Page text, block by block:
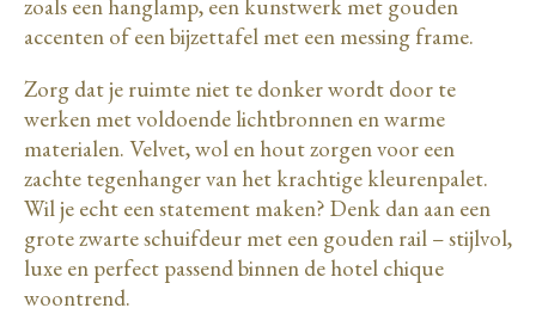
zoals een hanglamp, een kunstwerk met gouden
accenten of een bijzettafel met een messing frame.
Zorg dat je ruimte niet te donker wordt door te
werken met voldoende lichtbronnen en warme
materialen. Velvet, wol en hout zorgen voor een
zachte tegenhanger van het krachtige kleurenpalet.
Wil je echt een statement maken? Denk dan aan een
grote zwarte schuifdeur met een gouden rail – stijlvol,
luxe en perfect passend binnen de hotel chique
woontrend.